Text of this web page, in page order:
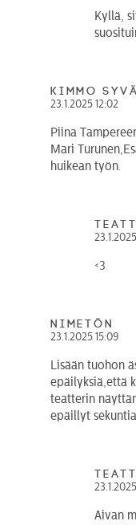
Kyllä,
Kimmo
23.1.2025 12:02
Piina
Mari
huikean työn.
<3
Nimetön
23.1.2025 15:09
Lisään tuohon
epäilyksiä,että
teatterin
epäillyt
Aivan